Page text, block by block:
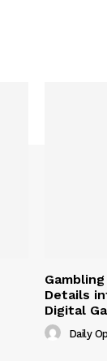
Details
Digital
Daily